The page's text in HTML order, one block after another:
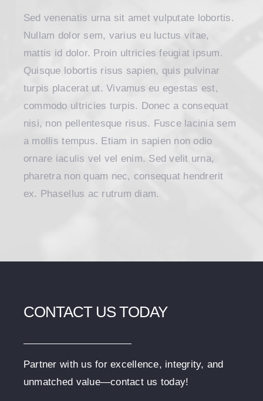
Sed venenatis urna sit amet vulputate lobortis.
Nullam dolor sem, varius eu luctus vitae,
mattis id dolor. Proin ultricies feugiat ipsum.
Quisque lobortis risus sapien, quis pulvinar
turpis placerat ut. Vivamus eu egestas est,
commodo ultricies turpis. Donec a consequat
nisi, non pellentesque risus. Fusce lacinia sem
a mollis tempus. Etiam in sapien non odio
ornare iaculis vel vel enim. Sed velit urna,
pharetra non quam nec, consequat hendrerit
ex. Phasellus ac rutrum diam.
CONTACT US TODAY
Partner with us for excellence, integrity, and
unmatched value—contact us today!